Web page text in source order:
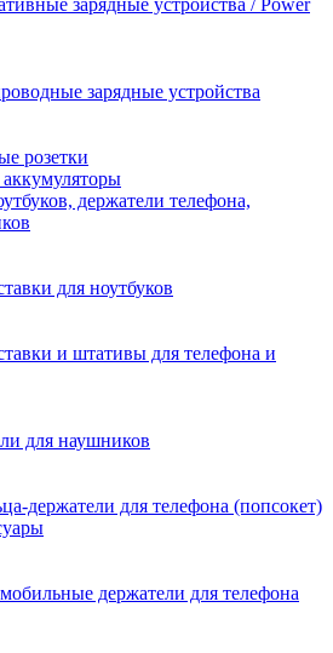
зарядные устройства / Power
зарядные устройства
розетки
держатели телефона,
для ноутбуков
и штативы для телефона и
для наушников
держатели для телефона (попсокет)
держатели для телефона